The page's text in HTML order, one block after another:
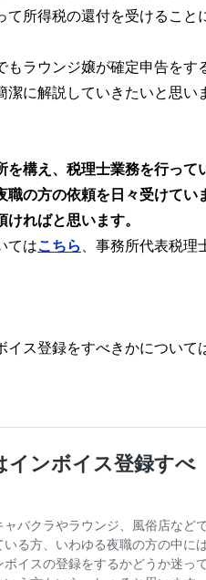
所得税の還付を受けること
もラウンジ嬢が確定申告を
に解説していきたいと思い
を構え、税理士業務を行って
職の方の依頼を日々受けてい
ればと思います。
てはこちら 、事務所代表税理
イス登録をすべきかについて